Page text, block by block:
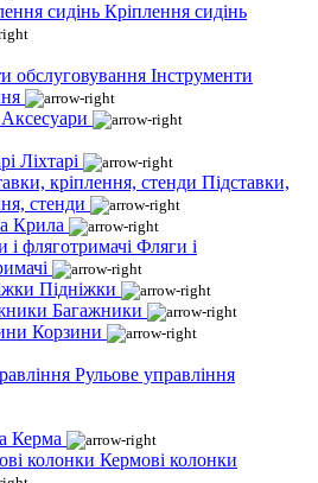
Кріплення сидінь
Інструменти
Аксесуари
Ліхтарі
Підставки,
стенди
Крила
Фляги і
Підніжки
Багажники
Корзини
Рульове управління
Керма
Кермові колонки